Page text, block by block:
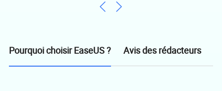
Pourquoi choisir EaseUS ? Avis des rédacteurs